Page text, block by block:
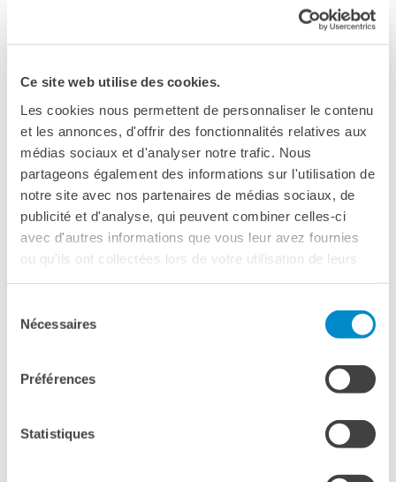
Ce site web utilise des cookies.
Les cookies nous permettent de personnaliser le contenu
et les annonces, d'offrir des fonctionnalités relatives aux
médias sociaux et d'analyser notre trafic. Nous
partageons également des informations sur l'utilisation de
notre site avec nos partenaires de médias sociaux, de
publicité et d'analyse, qui peuvent combiner celles-ci
avec d'autres informations que vous leur avez fournies
ou qu'ils ont collectées lors de votre utilisation de leurs
Nécessaires
Préférences
Statistiques
valutazione conclusiva immediata,
Dopo aver effettuato la prima parte del test, è
partire dal giorno successivo, nel limite dei posti disponibili
(giorni e orari presenti nel link qui sopra).
Vi preghiamo di fissare l’appuntamento (indicando NOME
e COGNOME) solo se siete certi di potervi presentare.
A conclusione del test, creare
AL MOMENTO È DISPONIBILE SOLTANTO LA
ISCRIZIONI AI CORSI INDIVIDUALI O BREVI. I